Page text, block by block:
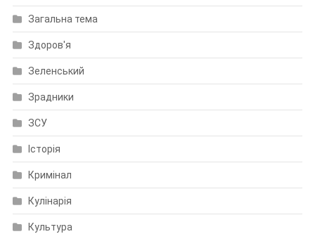
Загальна тема
Здоров'я
Зеленський
Зрадники
ЗСУ
Історія
Кримінал
Кулінарія
Культура